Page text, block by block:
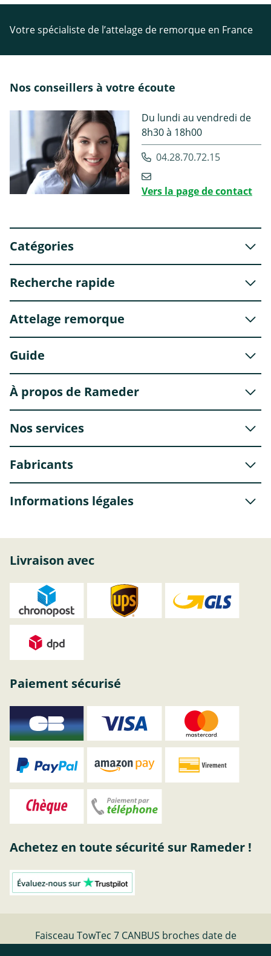
Votre spécialiste de l’attelage de remorque en France
Nos conseillers à votre écoute
Du lundi au vendredi de
8h30 à 18h00
04.28.70.72.15
Vers la page de contact
Catégories
Recherche rapide
Attelage remorque
Guide
À propos de Rameder
Nos services
Fabricants
Informations légales
Livraison avec
Paiement sécurisé
Achetez en toute sécurité sur Rameder !
Faisceau TowTec 7 CANBUS broches date de